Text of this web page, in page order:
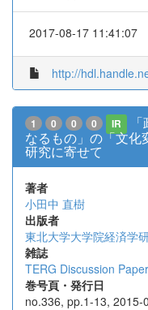
2017-08-17 11:41:07
http://
1 0 0 0 IR
なるもの」の「⽂化
研究に寄せて
著者
小田中 直樹
出版者
東北大学大学院経済学
雑誌
TERG Discussion
巻号頁・発行日
no.336, pp.1-13, 2015-